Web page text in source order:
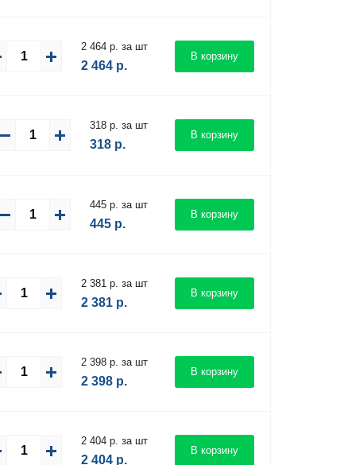
2 464 р. за шт
2 464 р.
В корзину
318 р. за шт
318 р.
В корзину
445 р. за шт
445 р.
В корзину
2 381 р. за шт
2 381 р.
В корзину
2 398 р. за шт
2 398 р.
В корзину
2 404 р. за шт
2 404 р.
В корзину